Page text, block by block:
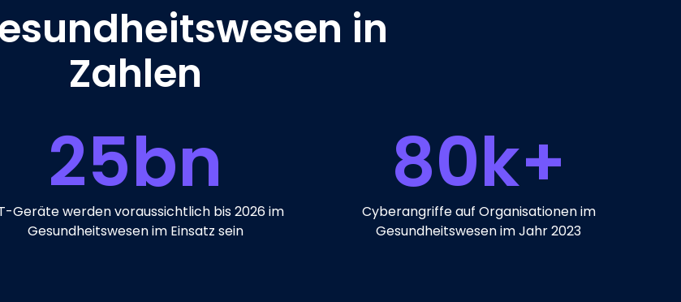
in
Zahlen
25bn
Geräte werden voraussichtlich bis 2026 im
Gesundheitswesen im Einsatz sein
80k+
Cyberangriffe auf Organisationen im
Gesundheitswesen im Jahr 2023